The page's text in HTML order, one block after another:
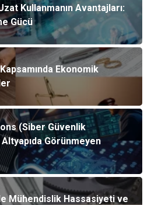
Kullanmanın Avantajları:
Gücü
Ekonomik
(Siber Güvenlik
Görünmeyen
Mühendislik Hassasiyeti ve